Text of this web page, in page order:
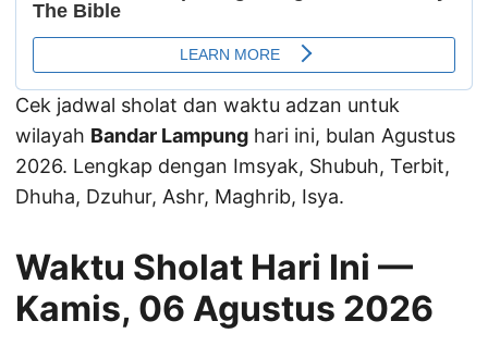
Cek jadwal sholat dan waktu adzan untuk
wilayah Bandar Lampung hari ini, bulan Agustus
2026. Lengkap dengan Imsyak, Shubuh, Terbit,
Dhuha, Dzuhur, Ashr, Maghrib, Isya.
Waktu Sholat Hari Ini —
Kamis, 06 Agustus 2026